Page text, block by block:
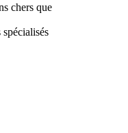
chers que